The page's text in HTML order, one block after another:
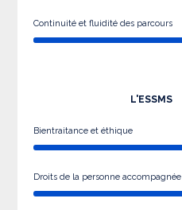
Continuité et fluidité des parcours
L'ESSMS
Bientraitance et éthique
Droits de la personne accompagnée